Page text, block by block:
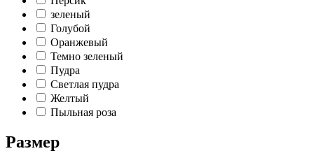
зеленый
Голубой
Оранжевый
Темно зеленый
Пудра
Светлая пудра
Желтый
Пыльная роза
Размер